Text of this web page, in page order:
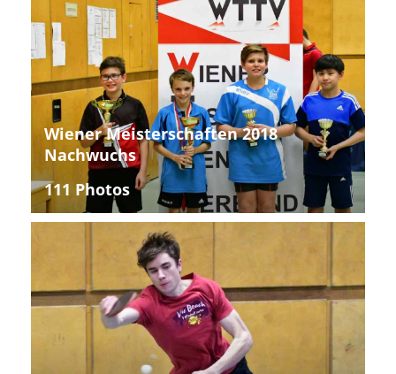
Wiener Meisterschaften 2018
Nachwuchs
111 Photos